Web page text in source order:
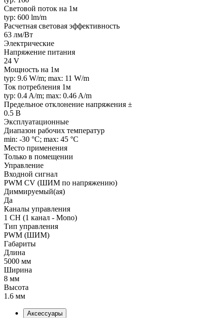
Световой поток на 1м
typ: 600 lm/m
Расчетная световая эффективность
63 лм/Вт
Электрические
Напряжение питания
24 V
Мощность на 1м
typ: 9.6 W/m; max: 11 W/m
Ток потребления 1м
typ: 0.4 A/m; max: 0.46 A/m
Предельное отклонение напряжения ±
0.5 В
Эксплуатационные
Диапазон рабочих температур
min: -30 °C; max: 45 °C
Место применения
Только в помещении
Управление
Входной сигнал
PWM СV (ШИМ по напряжению)
Диммируемый(ая)
Да
Каналы управления
1 CH (1 канал - Mono)
Тип управления
PWM (ШИМ)
Габариты
Длина
5000 мм
Ширина
8 мм
Высота
1.6 мм
Аксессуары